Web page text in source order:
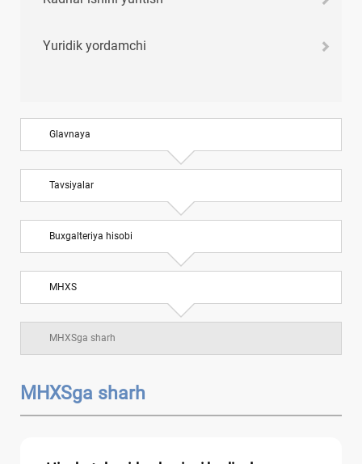
Yuridik yordamchi
Glavnaya
Tavsiyalar
Buхgalteriya hisobi
MHXS
MHXSga sharh
MHXSga sharh